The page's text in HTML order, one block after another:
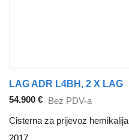
LAG ADR L4BH, 2 X LAG
54.900 € Bez PDV-a
Cisterna za prijevoz hemikalija
2017